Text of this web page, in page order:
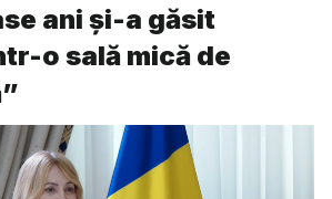
ani și-a găsit
o sală mică de